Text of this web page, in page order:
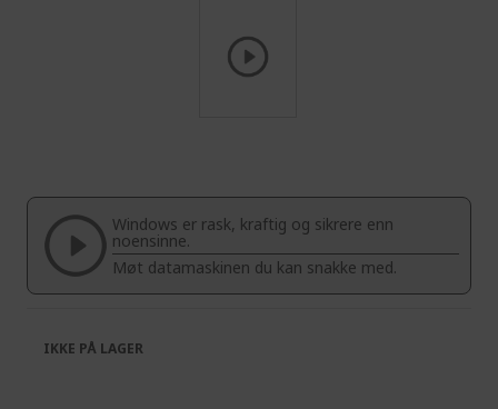
beginning
the
images
gallery
Windows er rask, kraftig og sikrere enn
noensinne.
Møt datamaskinen du kan snakke med.
IKKE PÅ LAGER